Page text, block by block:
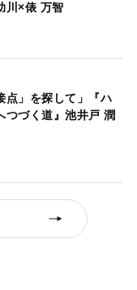
川×俵 万智
点」を探して」『ハ
づく道』池井戸 潤